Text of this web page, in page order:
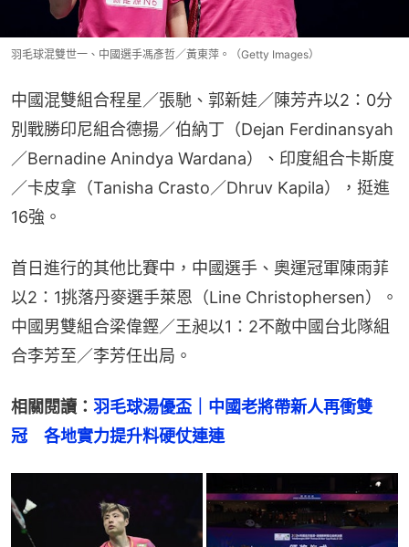
羽毛球混雙世一、中國選手馮彥哲／黃東萍。（Getty Images）
中國混雙組合程星／張馳、郭新娃／陳芳卉以2：0分
別戰勝印尼組合德揚／伯納丁（Dejan Ferdinansyah
／Bernadine Anindya Wardana）、印度組合卡斯度
／卡皮拿（Tanisha Crasto／Dhruv Kapila），挺進
16強。
首日進行的其他比賽中，中國選手、奧運冠軍陳雨菲
以2：1挑落丹麥選手萊恩（Line Christophersen）。
中國男雙組合梁偉鏗／王昶以1：2不敵中國台北隊組
合李芳至／李芳任出局。
相關閱讀： 羽毛球湯優盃｜中國老將帶新人再衝雙
冠　各地實力提升料硬仗連連